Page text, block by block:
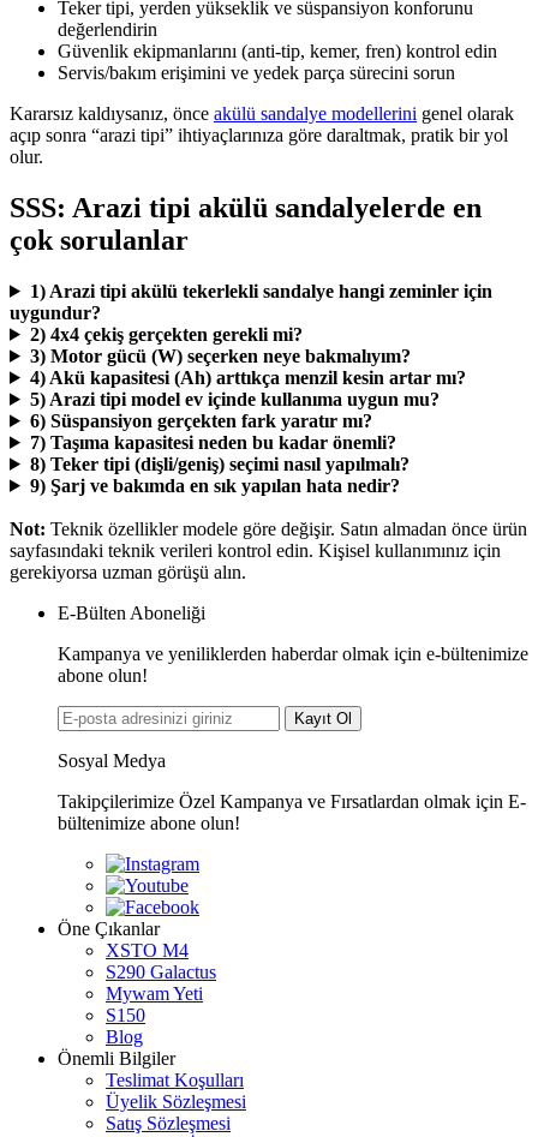
Teker tipi, yerden yükseklik ve süspansiyon konforunu
değerlendirin
Güvenlik ekipmanlarını (anti-tip, kemer, fren) kontrol edin
Servis/bakım erişimini ve yedek parça sürecini sorun
Kararsız kaldıysanız, önce akülü sandalye modellerini genel olarak
açıp sonra “arazi tipi” ihtiyaçlarınıza göre daraltmak, pratik bir yol
olur.
SSS: Arazi tipi akülü sandalyelerde en
çok sorulanlar
1) Arazi tipi akülü tekerlekli sandalye hangi zeminler için
uygundur?
2) 4x4 çekiş gerçekten gerekli mi?
3) Motor gücü (W) seçerken neye bakmalıyım?
4) Akü kapasitesi (Ah) arttıkça menzil kesin artar mı?
5) Arazi tipi model ev içinde kullanıma uygun mu?
6) Süspansiyon gerçekten fark yaratır mı?
7) Taşıma kapasitesi neden bu kadar önemli?
8) Teker tipi (dişli/geniş) seçimi nasıl yapılmalı?
9) Şarj ve bakımda en sık yapılan hata nedir?
Not: Teknik özellikler modele göre değişir. Satın almadan önce ürün
sayfasındaki teknik verileri kontrol edin. Kişisel kullanımınız için
gerekiyorsa uzman görüşü alın.
E-Bülten Aboneliği
Kampanya ve yeniliklerden haberdar olmak için e-bültenimize
abone olun!
Kayıt Ol
Sosyal Medya
Takipçilerimize Özel Kampanya ve Fırsatlardan olmak için E-
bültenimize abone olun!
Öne Çıkanlar
XSTO M4
S290 Galactus
Mywam Yeti
S150
Blog
Önemli Bilgiler
Teslimat Koşulları
Üyelik Sözleşmesi
Satış Sözleşmesi